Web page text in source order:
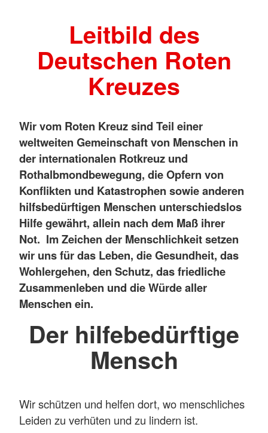
Leitbild des
Deutschen Roten
Kreuzes
Wir vom Roten Kreuz sind Teil einer
weltweiten Gemeinschaft von Menschen in
der internationalen Rotkreuz und
Rothalbmondbewegung, die Opfern von
Konflikten und Katastrophen sowie anderen
hilfsbedürftigen Menschen unterschiedslos
Hilfe gewährt, allein nach dem Maß ihrer
Not. Im Zeichen der Menschlichkeit setzen
wir uns für das Leben, die Gesundheit, das
Wohlergehen, den Schutz, das friedliche
Zusammenleben und die Würde aller
Menschen ein.
Der hilfebedürftige
Mensch
Wir schützen und helfen dort, wo menschliches
Leiden zu verhüten und zu lindern ist.